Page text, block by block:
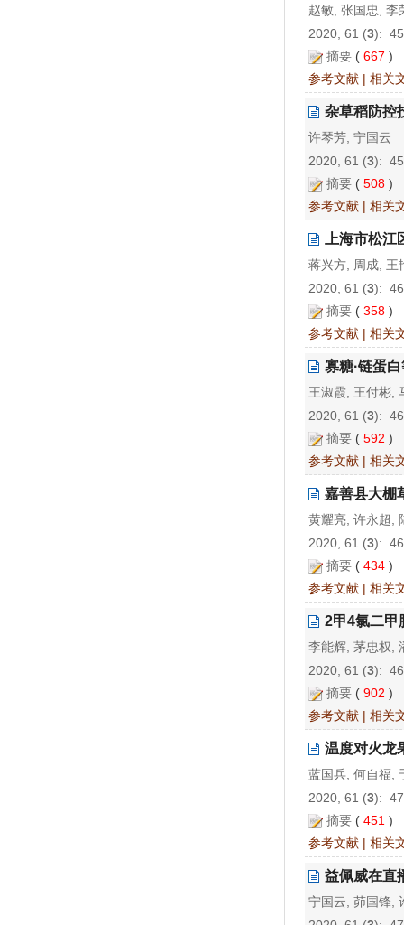
赵敏, 张国忠, 李
2020, 61 (3):
摘要 ( 667 )
参考文献 | 相关
杂草稻防控
许琴芳, 宁国云
2020, 61 (3):
摘要 ( 508 )
参考文献 | 相关
上海市松
蒋兴方, 周成, 王
2020, 61 (3):
摘要 ( 358 )
参考文献 | 相关
寡糖·链蛋
王淑霞, 王付彬,
2020, 61 (3):
摘要 ( 592 )
参考文献 | 相关
嘉善县大棚
黄耀亮, 许永超,
2020, 61 (3):
摘要 ( 434 )
参考文献 | 相关
2甲4氯二甲
李能辉, 茅忠权,
2020, 61 (3):
摘要 ( 902 )
参考文献 | 相关
温度对火龙
蓝国兵, 何自福,
2020, 61 (3):
摘要 ( 451 )
参考文献 | 相关
益佩威在直
宁国云, 茆国锋,